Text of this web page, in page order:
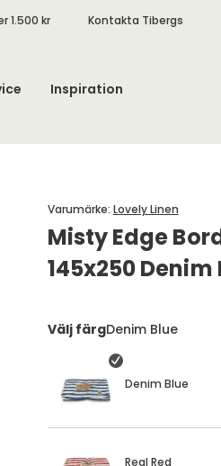
1.500 kr Kontakta Tibergs
Inspiration
Misty Edge
145x250 Denim
Varumärke: Lovely Linen
Välj färgDenim Blue
Denim Blue
Real Red